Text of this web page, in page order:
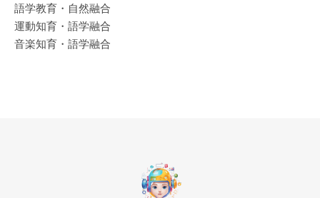
語学教育・自然融合
運動知育・語学融合
音楽知育・語学融合